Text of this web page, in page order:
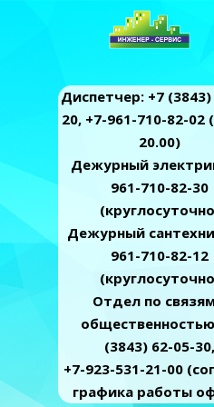
Диспетчер: +7
20, +7-961-710-82-02
20.00)
Дежурный
961-710-82-30
Дежурный
961-710-82-12
Отдел по
(3843) 62-05-30,
+7-923-531-21-00
графика работы